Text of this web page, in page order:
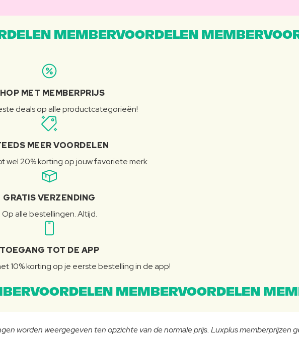
MEMBERVOORDELEN
MET MEMBERPRIJS
deals op alle productcategorieën!
MEER VOORDELEN
wel 20% korting op jouw favoriete merk
GRATIS VERZENDING
Op alle bestellingen. Altijd.
TOEGANG TOT DE APP
10% korting op je eerste bestelling in de app!
MEMBERVOORDELEN
worden weergegeven ten opzichte van de normale prijs. Luxplus